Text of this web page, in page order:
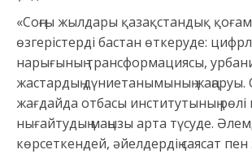
«Соңғы жылдары қазақстандық
өзгерістерді бастан өткеруде:
нарығының трансформациясы,
жастардың дүниетанымының
жағдайда отбасы институтының
нығайтудың маңызы арта түсуде.
көрсеткендей, әйелдердің саясат